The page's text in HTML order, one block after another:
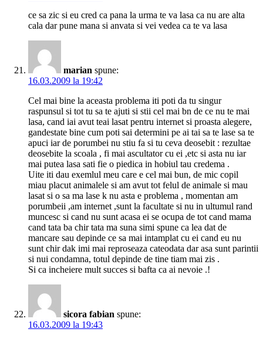
ce sa zic si eu cred ca pana la urma te va lasa ca nu are alta
cala dar pune mana si anvata si vei vedea ca te va lasa
marian spune:
16.03.2009 la 19:42
Cel mai bine la aceasta problema iti poti da tu singur
raspunsul si tot tu sa te ajuti si stii cel mai bn de ce nu te mai
lasa, cand iai avut teai lasat pentru internet si proasta alegere,
gandestate bine cum poti sai determini pe ai tai sa te lase sa te
apuci iar de porumbei nu stiu fa si tu ceva deosebit : rezultae
deosebite la scoala , fi mai ascultator cu ei ,etc si asta nu iar
mai putea lasa sati fie o piedica in hobiul tau credema .
Uite iti dau exemlul meu care e cel mai bun, de mic copil
miau placut animalele si am avut tot felul de animale si mau
lasat si o sa ma lase k nu asta e problema , momentan am
porumbeii ,am internet ,sunt la facultate si nu in ultumul rand
muncesc si cand nu sunt acasa ei se ocupa de tot cand mama
cand tata ba chir tata ma suna simi spune ca lea dat de
mancare sau depinde ce sa mai intamplat cu ei cand eu nu
sunt chir dak imi mai reproseaza cateodata dar asa sunt parintii
si nui condamna, totul depinde de tine tiam mai zis .
Si ca incheiere mult succes si bafta ca ai nevoie .!
sicora fabian spune:
16.03.2009 la 19:43